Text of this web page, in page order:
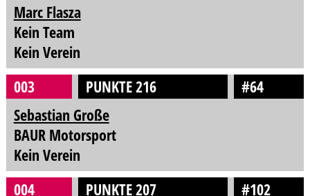
Marc Flasza
Kein Team
Kein Verein
003
PUNKTE 216
#64
Sebastian Große
BAUR Motorsport
Kein Verein
004
PUNKTE 207
#102